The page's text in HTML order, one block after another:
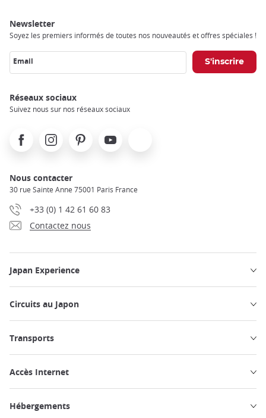
Newsletter
Soyez les premiers informés de toutes nos nouveautés et offres spéciales !
Email
Réseaux sociaux
Suivez nous sur nos réseaux sociaux
FacebookInstagramPinterest Youtube
Nous contacter
30 rue Sainte Anne 75001 Paris France
+33 (0) 1 42 61 60 83
Contactez nous
Japan Experience
Circuits au Japon
Transports
Accès Internet
Hébergements